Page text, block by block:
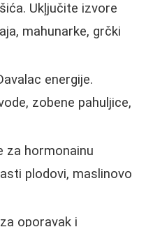
Ukļjučite izvore
mahunarke, grčki
energije.
zobene pahuljice,
za hormonainu
plodovi, maslinovo
oporavak i